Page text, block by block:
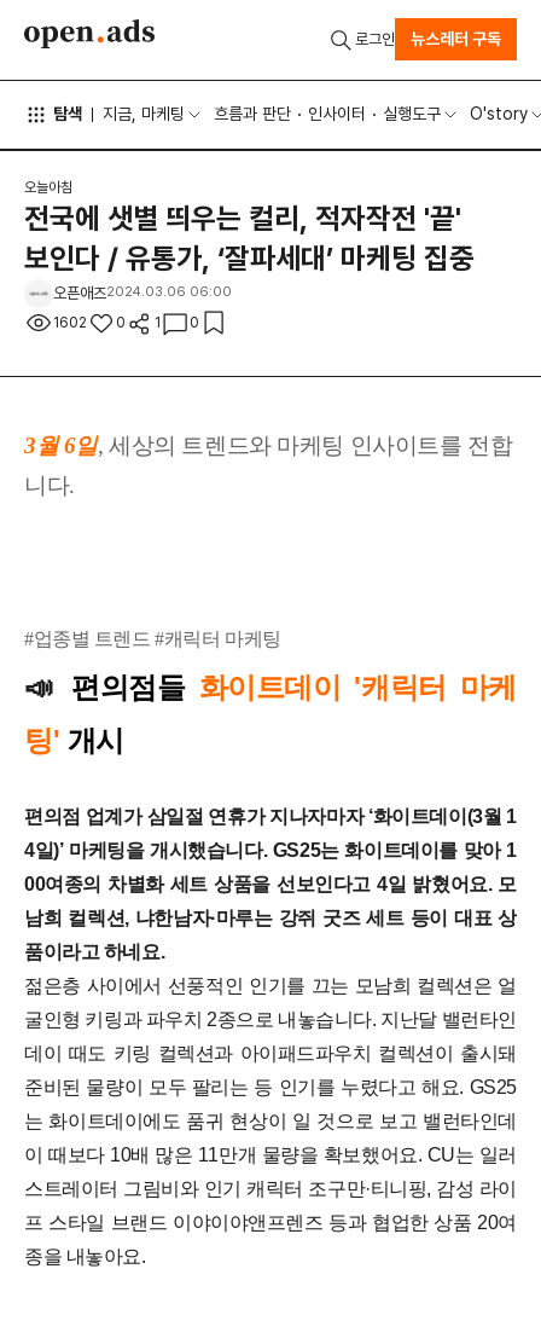
탐색 지금, 마케팅 흐름과 판단 인사이터 실행도구 O'story
로그인 뉴스레터 구독
오늘아침
전국에 샛별 띄우는 컬리, 적자작전 '끝'
보인다 / 유통가, ‘잘파세대’ 마케팅 집중
오픈애즈2024.03.06 06:00
1602 0 1 0
3월 6일,세상의 트렌드와 마케팅 인사이트를 전합
니다.
#업종별 트렌드 #캐릭터 마케팅
📣 편의점들 화이트데이 '캐릭터 마케
팅' 개시
편의점 업계가 삼일절 연휴가 지나자마자 ‘화이트데이(3월 1
4일)’ 마케팅을 개시했습니다. GS25는 화이트데이를 맞아 1
00여종의 차별화 세트 상품을 선보인다고 4일 밝혔어요. 모
남희 컬렉션, 냐한남자·마루는 강쥐 굿즈 세트 등이 대표 상
품이라고 하네요.
젊은층 사이에서 선풍적인 인기를 끄는 모남희 컬렉션은 얼
굴인형 키링과 파우치 2종으로 내놓습니다. 지난달 밸런타인
데이 때도 키링 컬렉션과 아이패드파우치 컬렉션이 출시돼
준비된 물량이 모두 팔리는 등 인기를 누렸다고 해요. GS25
는 화이트데이에도 품귀 현상이 일 것으로 보고 밸런타인데
이 때보다 10배 많은 11만개 물량을 확보했어요. CU는 일러
스트레이터 그림비와 인기 캐릭터 조구만·티니핑, 감성 라이
프 스타일 브랜드 이야이야앤프렌즈 등과 협업한 상품 20여
종을 내놓아요.